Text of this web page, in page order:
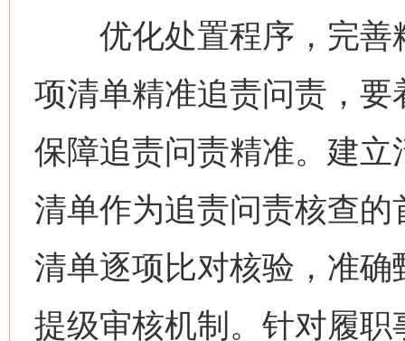
优化处置程序，完善
项清单精准追责问责，
保障追责问责精准。建
清单作为追责问责核查的
清单逐项比对核验，准
提级审核机制。针对履